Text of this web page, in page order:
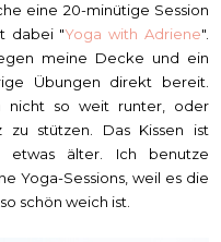
eine 20-minütige Session
dabei "Yoga with Adriene".
meine Decke und ein
Übungen direkt bereit.
nicht so weit runter, oder
zu stützen. Das Kissen ist
etwas älter. Ich benutze
Yoga-Sessions, weil es die
schön weich ist.